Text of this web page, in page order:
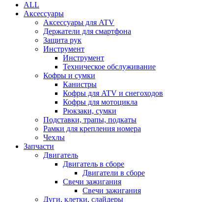
ALL
Аксессуары
Аксессуары для ATV
Держатели для смартфона
Защита рук
Инструмент
Инструмент
Техническое обслуживание
Кофры и сумки
Канистры
Кофры для ATV и снегоходов
Кофры для мотоцикла
Рюкзаки, сумки
Подставки, трапы, подкаты
Рамки для крепления номера
Чехлы
Запчасти
Двигатель
Двигатель в сборе
Двигатели в сборе
Свечи зажигания
Свечи зажигания
Дуги, клетки, слайдеры